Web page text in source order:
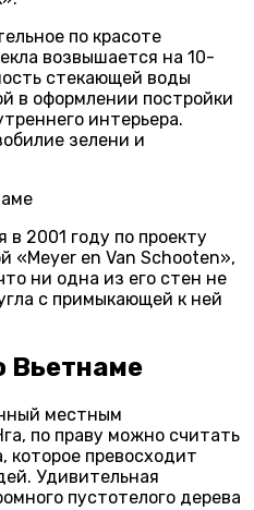
по красоте
возвышается на 10-
стекающей воды
в оформлении постройки
интерьера.
зелени и
в 2001 году по проекту
«Meyer en Van Schooten»,
ни одна из его стен не
с примыкающей к ней
Вьетнаме
местным
по праву можно считать
которое превосходит
Удивительная
пустотелого дерева